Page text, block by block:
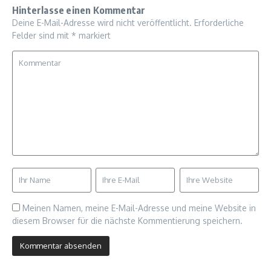
Hinterlasse einen Kommentar
Deine E-Mail-Adresse wird nicht veröffentlicht. Erforderliche
Felder sind mit * markiert
Meinen Namen, meine E-Mail-Adresse und meine Website in
diesem Browser für die nächste Kommentierung speichern.